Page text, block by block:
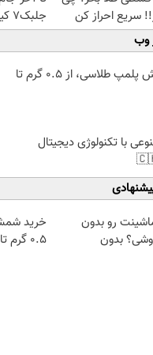
سریع احراز کن
جلبک7 کیلو لاغر شو
وب
خرید شمش پلمپ طلاسی، از ۰.۵ گرم تا
با تکنولوژی دیجیتال
رو بدون
بدون
خرید
۰.۵ گرم تا ۱۰ گرم